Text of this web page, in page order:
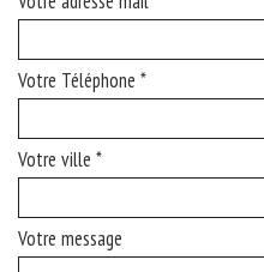
Votre Téléphone *
Votre ville *
Votre message